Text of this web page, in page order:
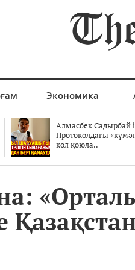
Экономика
Алмасбек Садырбай
Протоколдағы
кол қоюла..